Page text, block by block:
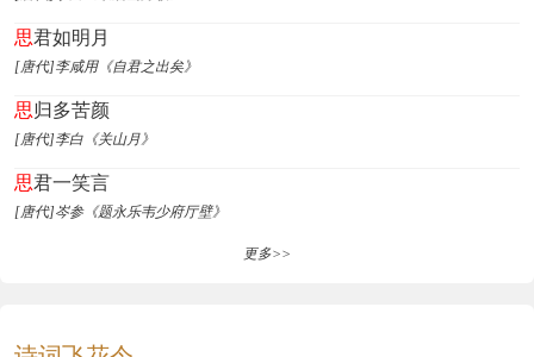
思君如明月
[唐代]李咸用《自君之出矣》
思归多苦颜
[唐代]李白《关山月》
思君一笑言
[唐代]岑参《题永乐韦少府厅壁》
更多>>